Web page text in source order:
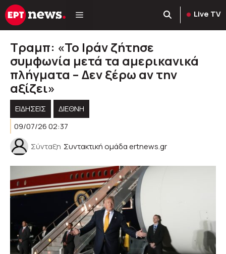
Μετάβαση
σε
Live TV
Τραμπ: «Το Ιράν ζήτησε
συμφωνία μετά τα αμερικανικά
πλήγματα – Δεν ξέρω αν την
αξίζει»
ΕΙΔΗΣΕΙΣ
ΔΙΕΘΝΗ
09/07/26 02:37
Σύνταξη Συντακτική ομάδα ertnews.gr